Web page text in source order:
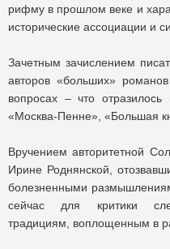
рифму в прошлом веке и
исторические ассоциации и
Зачетным зачислением
авторов «больших»
вопросах – что
«Москва-Пенне», «Большая
Вручением авторитетной
Ирине Роднянской,
болезненными
сейчас для критики
традициям, воплощенным в